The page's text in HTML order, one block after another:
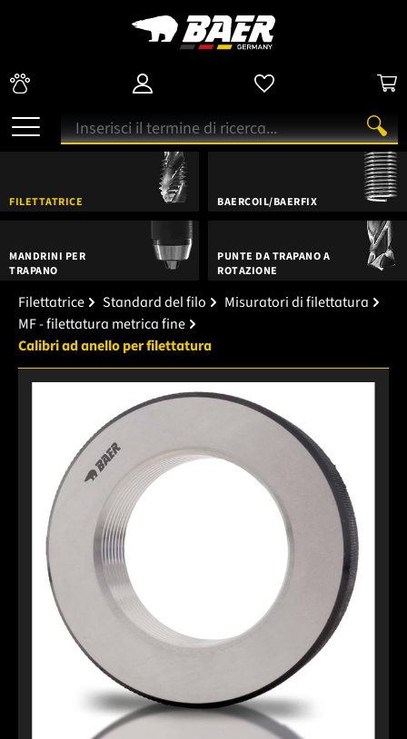
FILETTATRICE BAERCOIL/BAERFIX
MANDRINI PER
TRAPANO
PUNTE DA TRAPANO A
ROTAZIONE
Filettatrice Standard del filo
Misuratori di filettatura
MF - filettatura metrica fine
Calibri ad anello per filettatura
Salta la galleria di immagini